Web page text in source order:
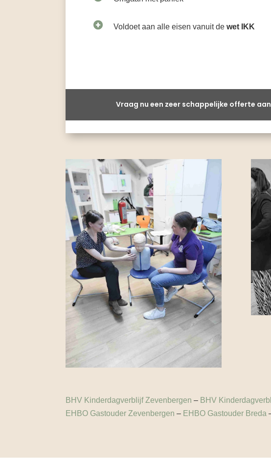
Voldoet aan alle eisen vanuit de wet IKK
Vraag nu een zeer schappelijke offerte aan
BHV Kinderdagverblijf Zevenbergen – BHV
EHBO Gastouder Zevenbergen – EHBO Gastouder Breda